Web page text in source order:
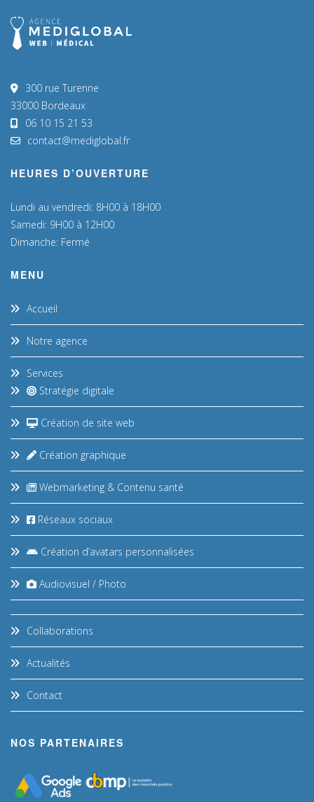
300 rue Turenne
33000 Bordeaux
06 10 15 21 53
contact@mediglobal.fr
HEURES D’OUVERTURE
Lundi au vendredi: 8H00 à 18H00
Samedi: 9H00 à 12H00
Dimanche: Fermé
MENU
Accueil
Notre agence
Services
Stratégie digitale
Création de site web
Création graphique
Webmarketing & Contenu santé
Réseaux sociaux
Création d’avatars personnalisées
Audiovisuel / Photo
Collaborations
Actualités
Contact
NOS PARTENAIRES